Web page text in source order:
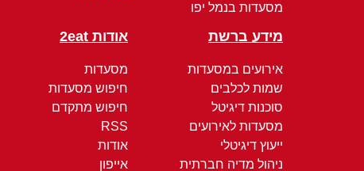
מסעדות בנמל יפו
מידע ברשת
אירועים במסעדות
שמות לכלבים
סוכנות דיגיטל
מסעדות לאירועים
ייעוץ דיגיטלי
ניהול מדיה חברתית
אודות 2eat
מסעדות
חיפוש מסעדות
חיפוש מתקדם
RSS
אודות
אייפון